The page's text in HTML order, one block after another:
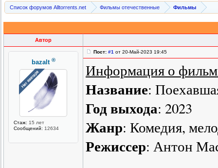
Список форумов Alltorrents.net Фильмы отечественные Фильмы
Автор
bazalt ®
Стаж: 15 лет
Сообщений: 12634
Пост: #1 от 20-Май-2023 19:45
Информация о
Название:
Год выхода: 2023
Жанр: Комедия,
Режиссер: Антон